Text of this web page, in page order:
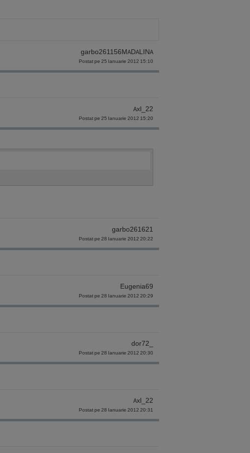
garbo261156MADALINA
Postat pe 25 Ianuarie 2012 15:10
Axl_22
Postat pe 25 Ianuarie 2012 15:20
garbo261621
Postat pe 28 Ianuarie 2012 20:22
Eugenia69
Postat pe 28 Ianuarie 2012 20:29
dor72_
Postat pe 28 Ianuarie 2012 20:30
Axl_22
Postat pe 28 Ianuarie 2012 20:31